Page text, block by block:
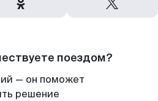
поездом?
— он поможет
решение